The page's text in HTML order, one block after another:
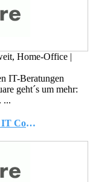
Home-Office |
IT-Beratungen
geht´s um mehr:
...
Pflichtpraktikum / Praxisphase zum IT Consultant (m/w/d)